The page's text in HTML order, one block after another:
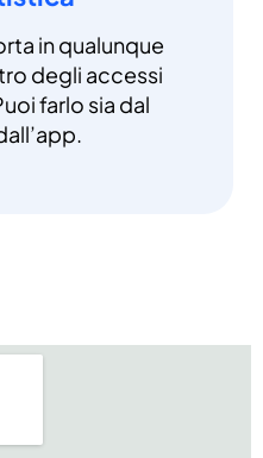
in qualunque
degli accessi
farlo sia dal